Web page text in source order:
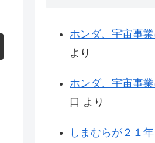
ホンダ、宇宙事
より
ホンダ、宇宙事
口 より
しまむらが２１